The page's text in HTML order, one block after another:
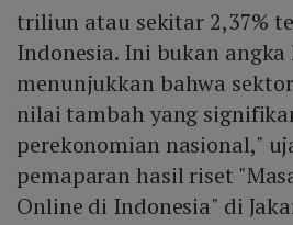
triliun atau sekitar 2,37%
Indonesia. Ini bukan angka
menunjukkan bahwa
nilai tambah yang
perekonomian nasional,"
pemaparan hasil riset
Online di Indonesia" di